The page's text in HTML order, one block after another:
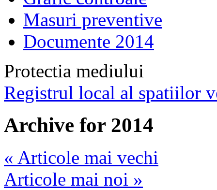
Masuri preventive
Documente 2014
Protectia mediului
Registrul local al spatiilor
Archive for 2014
« Articole mai vechi
Articole mai noi »